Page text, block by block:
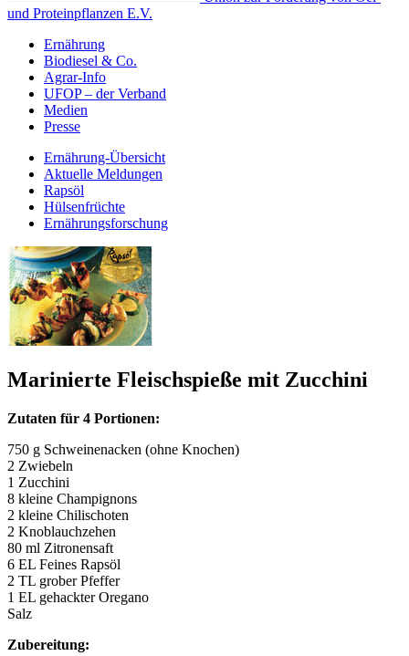
und Proteinpflanzen E.V.
Ernährung
Biodiesel & Co.
Agrar-Info
UFOP – der Verband
Medien
Presse
Ernährung-Übersicht
Aktuelle Meldungen
Rapsöl
Hülsenfrüchte
Ernährungsforschung
Marinierte Fleischspieße mit Zucchini
Zutaten für 4 Portionen:
750 g Schweinenacken (ohne Knochen)
2 Zwiebeln
1 Zucchini
8 kleine Champignons
2 kleine Chilischoten
2 Knoblauchzehen
80 ml Zitronensaft
6 EL Feines Rapsöl
2 TL grober Pfeffer
1 EL gehackter Oregano
Salz
Zubereitung: